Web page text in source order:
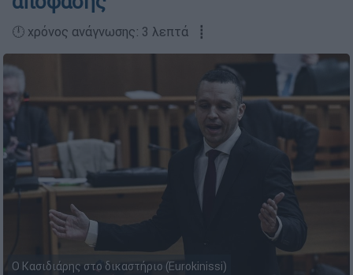
🕛 χρόνος ανάγνωσης: 3 λεπτά ┋
Ο Κασιδιάρης στο δικαστήριο (Eurokinissi)